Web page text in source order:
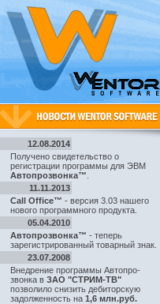
12.08.2014
Получено свидетельство о
регистрации программы для ЭВМ
Автопрозвонка™
11.11.2013
Call Office™ - версия 3.03 нашего
нового программного продукта.
05.04.2010
Автопрозвонка™ - теперь
зарегистрированный товарный знак.
23.07.2008
Внедрение программы Автопро-
звонка в ЗАО "СТРИМ-ТВ"
позволило снизить дебиторскую
задолженность на 1,6 млн.руб.